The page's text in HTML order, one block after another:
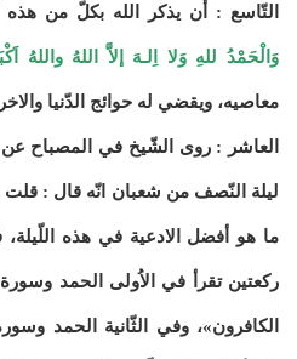
التّاسع : أن يذكر الله بكلّ من هذه
وَالْحَمْدُ للهِ وَلا اِلـهَ إلاَّ اللهُ واللهُ
معاصيه، ويقضي له حوائج الدّنيا
العاشر : روى الشّيخ في المصباح
ليلة النّصف من شعبان انّه قال : قلت
ما هو أفضل الادعية في هذه
ركعتين تقرأ في الاُولى الحمد
الكافرون»، وفي الثّانية الحمد